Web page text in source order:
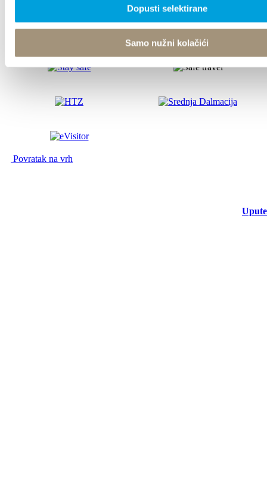
Dopusti selektirane
Samo nužni kolačići
Upute
Povratak na vrh